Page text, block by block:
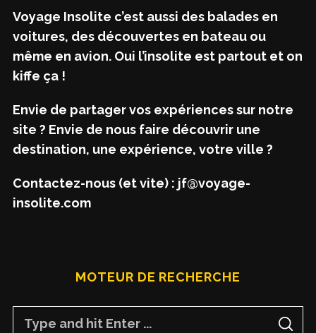
Voyage Insolite c’est aussi des balades en
voitures, des découvertes en bateau ou
même en avion. Oui l’insolite est partout et on
kiffe ça !
Envie de partager vos expériences sur notre
site ? Envie de nous faire découvrir une
destination, une expérience, votre ville ?
Contactez-nous (et vite) : jf@voyage-
insolite.com
MOTEUR DE RECHERCHE
S